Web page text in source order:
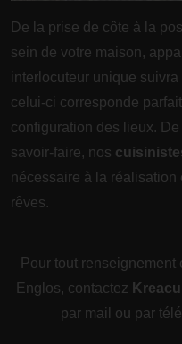
De la prise de côte à la
sein de votre maison,
interlocuteur unique suivra
celui-ci corresponde
configuration des lieux.
savoir-faire, nos
nécessaire à la réalisation
rêves.
Pour tout
Englos, contactez
par mail ou par